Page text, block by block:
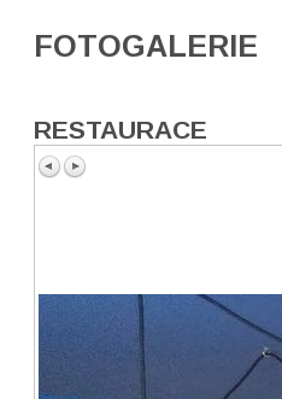
FOTOGALERIE
RESTAURACE